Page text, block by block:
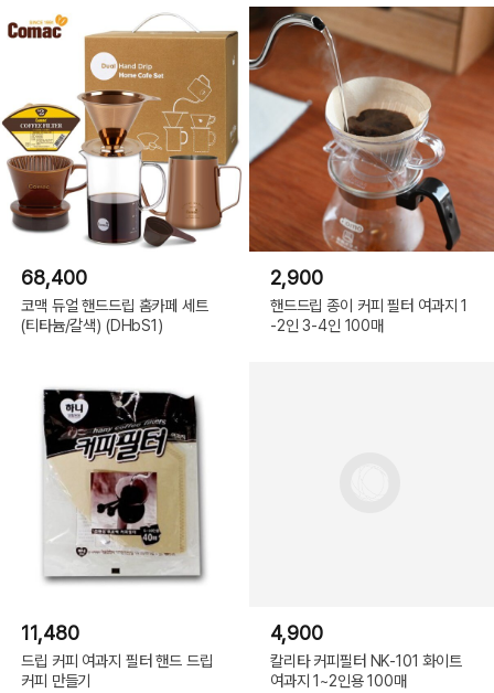
68,400
코맥 듀얼 핸드드립 홈카페 세트
(티타늄/갈색) (DHbS1)
2,900
핸드드립 종이 커피 필터 여과지 1
-2인 3-4인 100매
11,480
드립 커피 여과지 필터 핸드 드립
커피 만들기
4,900
칼리타 커피필터 NK-101 화이트
여과지 1~2인용 100매